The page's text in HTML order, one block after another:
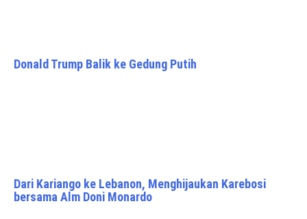
Donald Trump Balik ke Gedung Putih
Dari Kariango ke Lebanon, Menghijaukan Karebosi
bersama Alm Doni Monardo